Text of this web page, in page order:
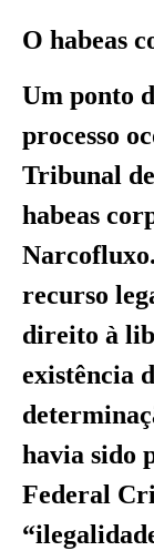
O habeas
Um ponto
processo
Tribunal
habeas
recurso
direito à
existência
havia sido
Federal